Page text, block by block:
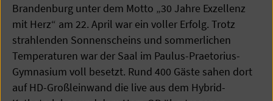
Brandenburg unter dem Motto „30 Jahre Exzellenz
mit Herz“ am 22. April war ein voller Erfolg. Trotz
strahlenden Sonnenscheins und sommerlichen
Temperaturen war der Saal im Paulus-Praetorius-
Gymnasium voll besetzt. Rund 400 Gäste sahen dort
auf HD-Großleinwand die live aus dem Hybrid-